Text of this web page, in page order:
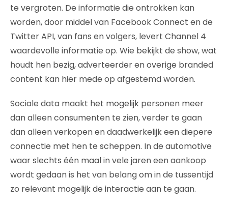
te vergroten. De informatie die ontrokken kan
worden, door middel van Facebook Connect en de
Twitter API, van fans en volgers, levert Channel 4
waardevolle informatie op. Wie bekijkt de show, wat
houdt hen bezig, adverteerder en overige branded
content kan hier mede op afgestemd worden.
Sociale data maakt het mogelijk personen meer
dan alleen consumenten te zien, verder te gaan
dan alleen verkopen en daadwerkelijk een diepere
connectie met hen te scheppen. In de automotive
waar slechts één maal in vele jaren een aankoop
wordt gedaan is het van belang om in de tussentijd
zo relevant mogelijk de interactie aan te gaan.